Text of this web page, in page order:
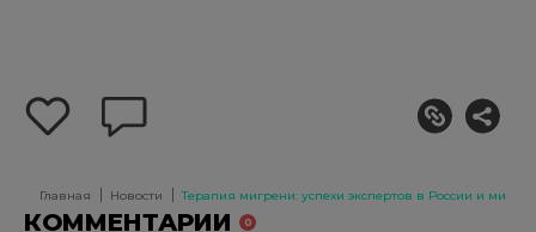
добавить
себе
Главная Новости Терапия мигрени: успехи экспертов в России и мире
КОММЕНТАРИИ 0